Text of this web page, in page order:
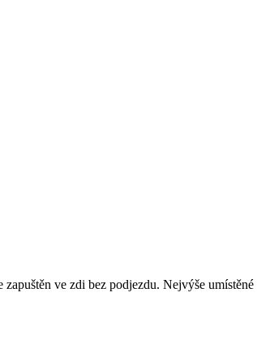
ve zdi bez podjezdu. Nejvýše